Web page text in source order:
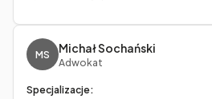
MS Michał Sochański
Adwokat
Specjalizacje: